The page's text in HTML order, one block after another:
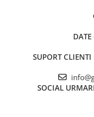
SUPORT CLIENTI
SOCIAL